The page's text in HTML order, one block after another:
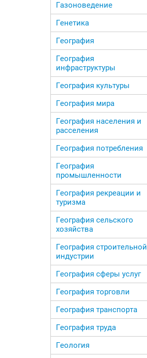
Газоноведение
Генетика
География
География
инфраструктуры
География культуры
География мира
География населения и
расселения
География потребления
География
промышленности
География рекреации и
туризма
География сельского
хозяйства
География строительной
индустрии
География сферы услуг
География торговли
География транспорта
География труда
Геология